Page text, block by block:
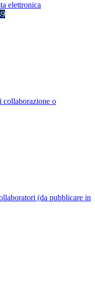
elettronica
o
(da pubblicare in